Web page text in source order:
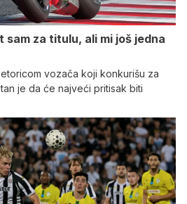
sam za titulu, ali mi još jedna
vozača koji konkurišu za
je da će najveći pritisak biti